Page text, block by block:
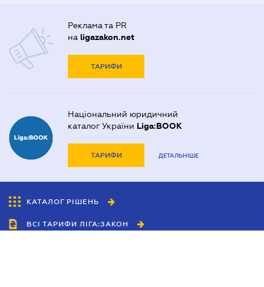
Реклама та PR
на ligazakon.net
ТАРИФИ
Національний юридичний
каталог України Liga:BOOK
ТАРИФИ ДЕТАЛЬНІШЕ
КАТАЛОГ РІШЕНЬ
ВСІ ТАРИФИ ЛІГА:ЗАКОН